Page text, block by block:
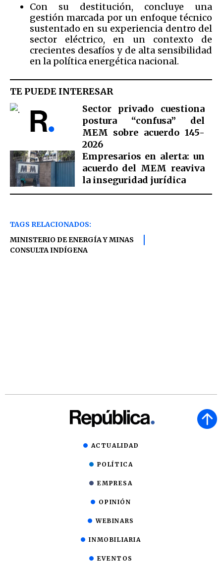
Con su destitución, concluye una
gestión marcada por un enfoque técnico
sustentado en su experiencia dentro del
sector eléctrico, en un contexto de
crecientes desafíos y de alta sensibilidad
en la política energética nacional.
TE PUEDE INTERESAR
Sector privado cuestiona
postura “confusa” del
MEM sobre acuerdo 145-
2026
Empresarios en alerta: un
acuerdo del MEM reaviva
la inseguridad jurídica
TAGS RELACIONADOS:
MINISTERIO DE ENERGÍA Y MINAS
CONSULTA INDÍGENA
ACTUALIDAD
POLÍTICA
EMPRESA
OPINIÓN
WEBINARS
INMOBILIARIA
EVENTOS